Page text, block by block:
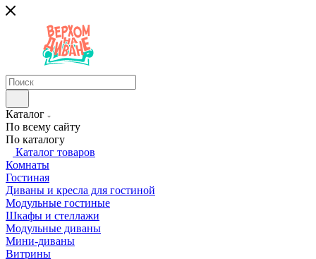
Каталог
По всему сайту
По каталогу
Каталог товаров
Комнаты
Гостиная
Диваны и кресла для гостиной
Модульные гостиные
Шкафы и стеллажи
Модульные диваны
Мини-диваны
Витрины